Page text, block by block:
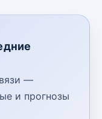
—
и прогнозы